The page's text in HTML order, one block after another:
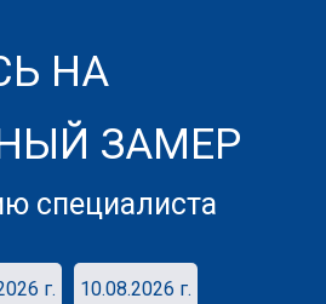
НА
ЗАМЕР
специалиста
г. 10.08.2026 г.